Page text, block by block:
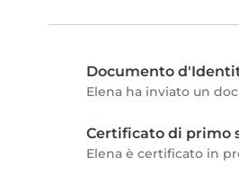
Documento
Elena ha inviato un
Certificato di primo
Elena è certificato in